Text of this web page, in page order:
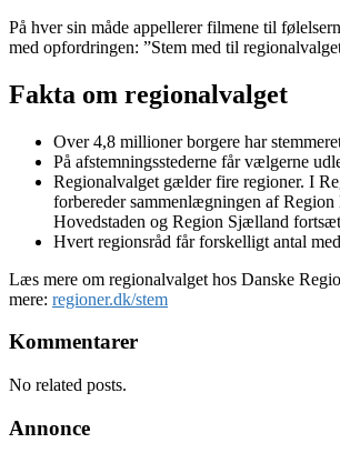
På hver sin måde appellerer filmene til
med opfordringen: ”Stem med til
Fakta om regionalvalget
Over 4,8 millioner borgere har
På afstemningsstederne får vælgerne
Regionalvalget gælder fire regioner. I
forbereder sammenlægningen af
Hovedstaden og Region Sjælland
Hvert regionsråd får forskelligt antal
Læs mere om regionalvalget hos Danske
mere: regioner.dk/stem
Kommentarer
No related posts.
Annonce